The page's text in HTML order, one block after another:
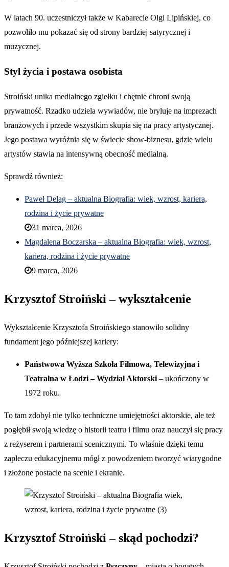
W latach 90. uczestniczył także w Kabarecie Olgi Lipińskiej, co
pozwoliło mu pokazać się od strony bardziej satyrycznej i
muzycznej.
Styl życia i postawa osobista
Stroiński unika medialnego zgiełku i chętnie chroni swoją
prywatność. Rzadko udziela wywiadów, nie bryluje na imprezach
branżowych i przede wszystkim skupia się na pracy artystycznej.
Jego postawa wyróżnia się w świecie show‑biznesu, gdzie wielu
artystów stawia na intensywną obecność medialną.
Sprawdź również:
Paweł Deląg – aktualna Biografia: wiek, wzrost, kariera,
rodzina i życie prywatne
31 marca, 2026
Magdalena Boczarska – aktualna Biografia: wiek, wzrost,
kariera, rodzina i życie prywatne
9 marca, 2026
Krzysztof Stroiński – wykształcenie
Wykształcenie Krzysztofa Stroińskiego stanowiło solidny
fundament jego późniejszej kariery:
Państwowa Wyższa Szkoła Filmowa, Telewizyjna i
Teatralna w Łodzi – Wydział Aktorski – ukończony w
1972 roku.
To tam zdobył nie tylko techniczne umiejętności aktorskie, ale też
pogłębił swoją wiedzę o historii teatru i filmu oraz nauczył się pracy
z reżyserem i partnerami scenicznymi. To właśnie dzięki temu
zapleczu edukacyjnemu mógł z powodzeniem tworzyć wiarygodne
i złożone postacie na scenie i ekranie.
Krzysztof Stroiński – skąd pochodzi?